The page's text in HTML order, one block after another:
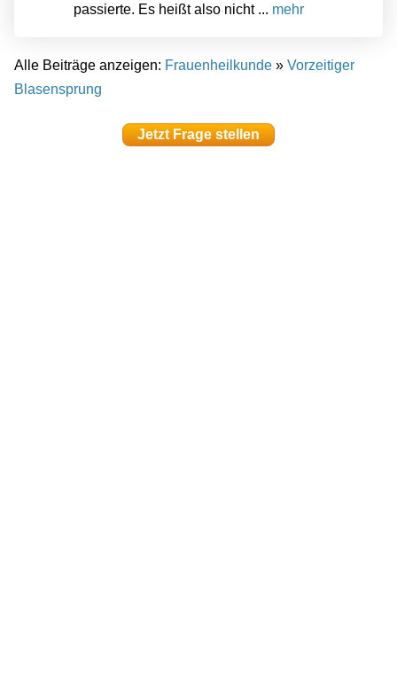
passierte. Es heißt also nicht ... mehr
Alle Beiträge anzeigen: Frauenheilkunde » Vorzeitiger
Blasensprung
Jetzt Frage stellen